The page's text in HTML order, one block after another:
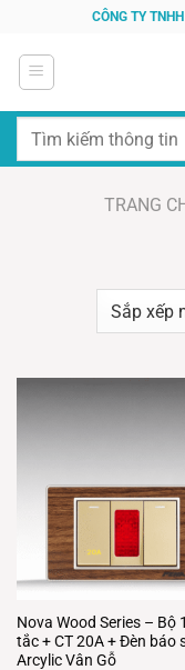
dung
CÔNG TY
Tìm
TRANG
Nova Wood Series – Bộ
tắc + CT 20A + Đèn báo
Arcylic Vân Gỗ